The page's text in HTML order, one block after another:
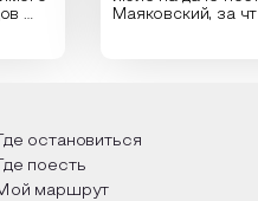
в
Маяковский, за
Твардовского и
Где остановиться
Где поесть
маршрут